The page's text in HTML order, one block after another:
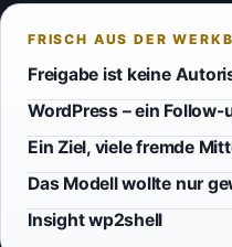
Freigabe ist keine
WordPress – ein Follow-
Ein Ziel, viele fremde
Das Modell wollte nur
Insight wp2shell